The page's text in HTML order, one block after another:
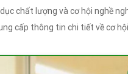
chất lượng và cơ hội nghề
cấp thông tin chi tiết về cơ